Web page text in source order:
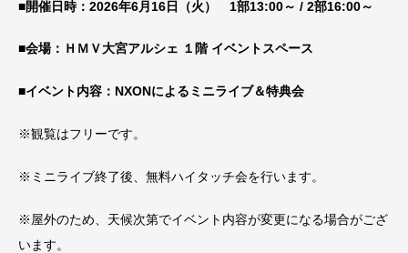
■開催日時：2026年6月16日（火） 1部13:00～ / 2部16:00～
■会場：ＨＭＶ大宮アルシェ １階 イベントスペース
■イベント内容：NXONによるミニライブ＆特典会
※観覧はフリーです。
※ミニライブ終了後、無料ハイタッチ会を行います。
※屋外のため、天候次第でイベント内容が変更になる場合がござ
います。